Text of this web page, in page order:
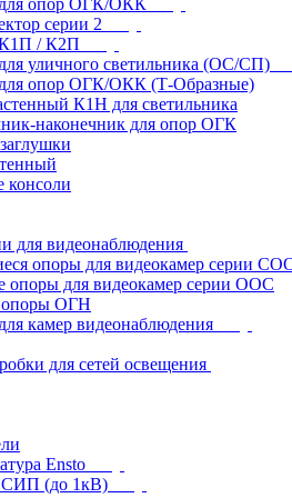
опор ОГК/ОКК
серии 2
/ К2П
уличного светильника (ОС/СП)
опор ОГК/ОКК (Т-Образные)
К1Н для светильника
наконечник для опор ОГК
консоли
для видеонаблюдения
опоры для видеокамер серии
опоры для видеокамер серии ООС
опоры ОГН
камер видеонаблюдения
для сетей освещения
Ensto
СИП (до 1кВ)